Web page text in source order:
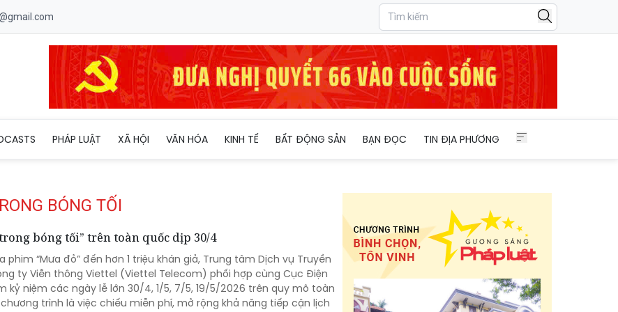
PHÁP LUẬT XÃ HỘI VĂN HÓA KINH TẾ BẤT ĐỘNG SẢN BẠN ĐỌC TIN ĐỊA PHƯƠNG
BÓNG TỐI
bóng tối” trên toàn quốc dịp 30/4
phim “Mưa đỏ” đến hơn 1 triệu khán giả, Trung tâm Dịch vụ Truyền
ty Viễn thông Viettel (Viettel Telecom) phối hợp cùng Cục Điện
kỷ niệm các ngày lễ lớn 30/4, 1/5, 7/5, 19/5/2026 trên quy mô toàn
trình là việc chiếu miễn phí, mở rộng khả năng tiếp cận lịch